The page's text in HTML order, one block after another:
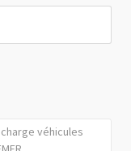
véhicules